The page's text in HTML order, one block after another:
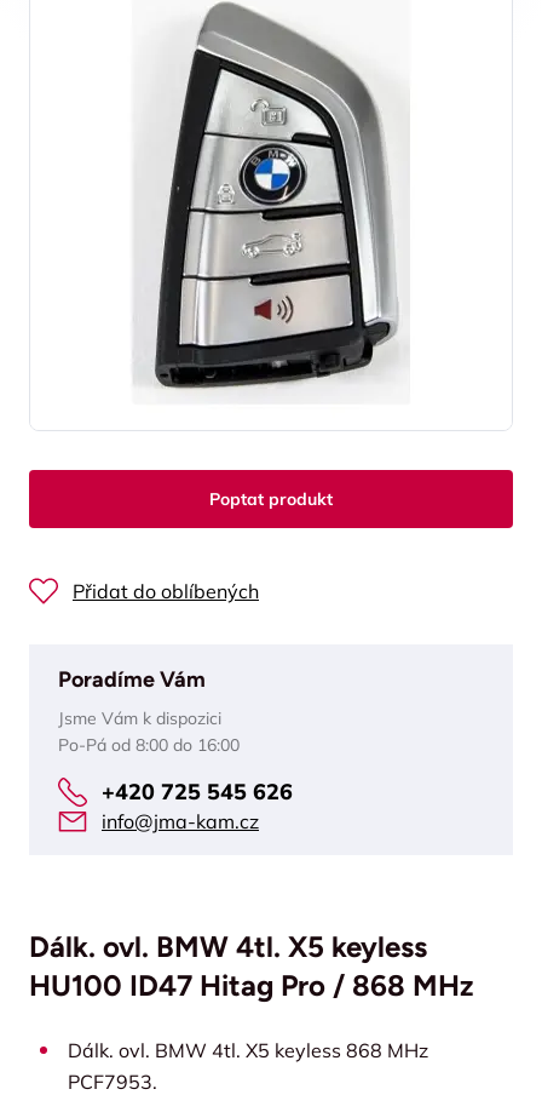
Poptat produkt
Přidat do oblíbených
Poradíme Vám
Jsme Vám k dispozici
Po-Pá od 8:00 do 16:00
+420 725 545 626
info@jma-kam.cz
Dálk. ovl. BMW 4tl. X5 keyless
HU100 ID47 Hitag Pro / 868 MHz
Dálk. ovl. BMW 4tl. X5 keyless 868 MHz
PCF7953.